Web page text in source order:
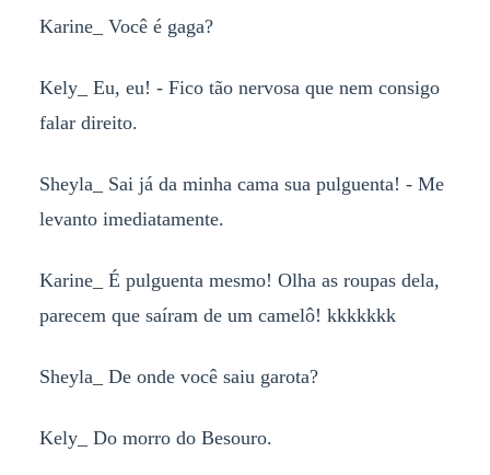
Karine_ Você é gaga?
Kely_ Eu, eu! - Fico tão nervosa que nem consigo
falar direito.
Sheyla_ Sai já da minha cama sua pulguenta! - Me
levanto imediatamente.
Karine_ É pulguenta mesmo! Olha as roupas dela,
parecem que saíram de um camelô! kkkkkkk
Sheyla_ De onde você saiu garota?
Kely_ Do morro do Besouro.